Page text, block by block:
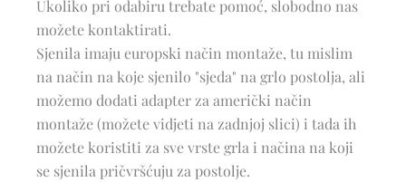
Ukoliko pri odabiru trebate pomoć, slobodno nas
možete kontaktirati.
Sjenila imaju europski način montaže, tu mislim
na način na koje sjenilo "sjeda" na grlo postolja, ali
možemo dodati adapter za američki način
montaže (možete vidjeti na zadnjoj slici) i tada ih
možete koristiti za sve vrste grla i načina na koji
se sjenila pričvršćuju za postolje.